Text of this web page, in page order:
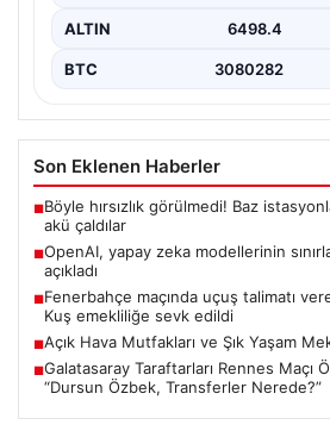
ALTIN 6498.4
BTC 3080282
Son Eklenen Haberler
■Böyle hırsızlık görülmedi! Baz
akü çaldılar
■OpenAI, yapay zeka modellerinin
açıkladı
■Fenerbahçe maçında uçuş talimatı
Kuş emekliliğe sevk edildi
■Açık Hava Mutfakları ve Şık Yaşam
■Galatasaray Taraftarları Rennes Maçı
“Dursun Özbek, Transferler Nerede?”